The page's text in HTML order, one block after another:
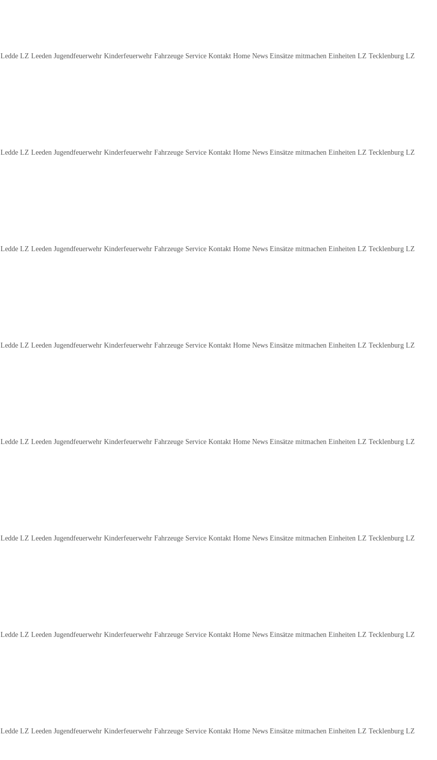
LZ Leeden Jugendfeuerwehr Kinderfeuerwehr Fahrzeuge Service Kontakt Home News Einsätze mitmachen Einheiten LZ Tecklenburg LZ
LZ Leeden Jugendfeuerwehr Kinderfeuerwehr Fahrzeuge Service Kontakt Home News Einsätze mitmachen Einheiten LZ Tecklenburg LZ
LZ Leeden Jugendfeuerwehr Kinderfeuerwehr Fahrzeuge Service Kontakt Home News Einsätze mitmachen Einheiten LZ Tecklenburg LZ
LZ Leeden Jugendfeuerwehr Kinderfeuerwehr Fahrzeuge Service Kontakt Home News Einsätze mitmachen Einheiten LZ Tecklenburg LZ
LZ Leeden Jugendfeuerwehr Kinderfeuerwehr Fahrzeuge Service Kontakt Home News Einsätze mitmachen Einheiten LZ Tecklenburg LZ
LZ Leeden Jugendfeuerwehr Kinderfeuerwehr Fahrzeuge Service Kontakt Home News Einsätze mitmachen Einheiten LZ Tecklenburg LZ
LZ Leeden Jugendfeuerwehr Kinderfeuerwehr Fahrzeuge Service Kontakt Home News Einsätze mitmachen Einheiten LZ Tecklenburg LZ
LZ Leeden Jugendfeuerwehr Kinderfeuerwehr Fahrzeuge Service Kontakt Home News Einsätze mitmachen Einheiten LZ Tecklenburg LZ